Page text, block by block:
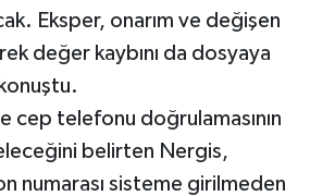
Eksper, onarım ve değişen
değer kaybını da dosyaya
cep telefonu doğrulamasının
belirten Nergis,
numarası sisteme girilmeden